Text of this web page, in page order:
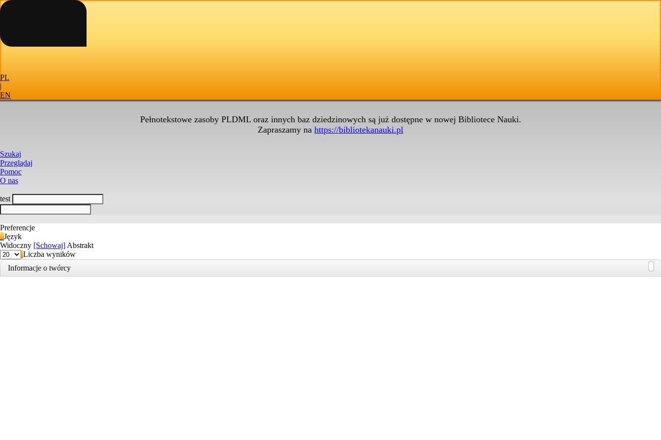
PL
|
EN
Pełnotekstowe zasoby PLDML oraz innych baz dziedzinowych są już dostępne w nowej Bibliotece Nauki.
Zapraszamy na https://bibliotekanauki.pl
Szukaj
Przeglądaj
Pomoc
O nas
test
Preferencje
Język
Widoczny [Schowaj] Abstrakt
Liczba wyników
Informacje o twórcy